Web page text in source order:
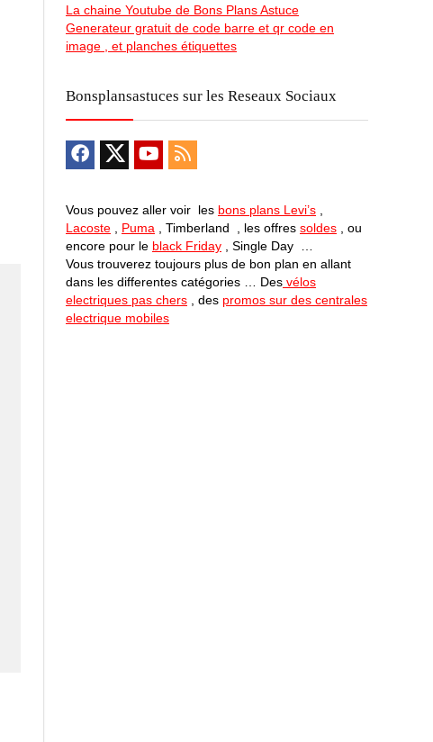
La chaine Youtube de Bons Plans Astuce
Generateur gratuit de code barre et qr code en
image , et planches étiquettes
Bonsplansastuces sur les Reseaux Sociaux
Vous pouvez aller voir les bons plans Levi’s
Lacoste
Puma , Timberland , les offres soldes , ou
encore pour le black Friday , Single Day …
Vous trouverez toujours plus de bon plan en allant
dans les differentes catégories … Des vélos
electriques pas chers , des promos sur des centrales
electrique mobiles